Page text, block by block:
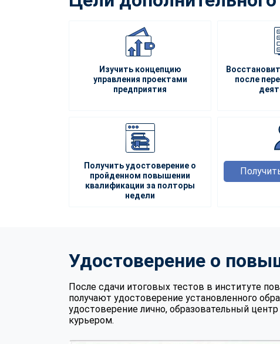
Изучить концепцию
управления проектами
предприятия
после
Получить удостоверение о
пройденном повышении
квалификации за полторы
недели
Удостоверение о
После сдачи итоговых тестов в институте
получают удостоверение установленного
удостоверение лично, образовательный
курьером.